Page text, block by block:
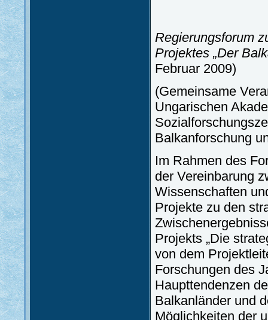
Regierungsforum
Projektes „Der
Februar 2009)
(Gemeinsame
Ungarischen
Balkanforschung
Im Rahmen des
der Vereinbarung
Wissenschaften
Projekte zu den
Projekts „Die
von dem
Forschungen des
Haupttendenzen
Balkanländer und
Möglichkeiten der